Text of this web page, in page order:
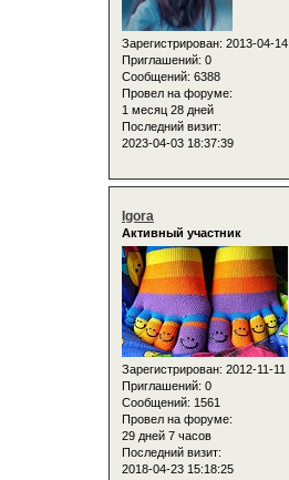
Зарегистрирован: 2013-04-14
Приглашений: 0
Сообщений: 6388
Провел на форуме:
1 месяц 28 дней
Последний визит:
2023-04-03 18:37:39
Igora
Активный участник
Зарегистрирован: 2012-11-11
Приглашений: 0
Сообщений: 1561
Провел на форуме:
29 дней 7 часов
Последний визит:
2018-04-23 15:18:25